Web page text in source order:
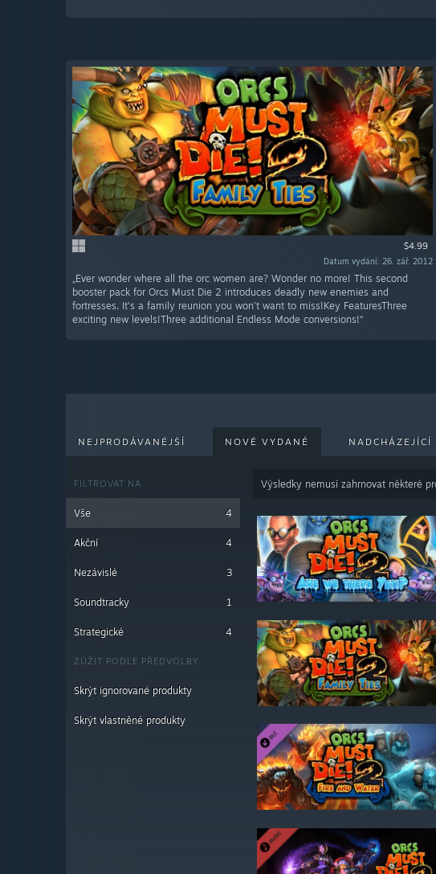
$4.99
Datum vydání: 26. zář. 2012
„Ever wonder where all the orc women are? Wonder no more! This second
booster pack for Orcs Must Die 2 introduces deadly new enemies and
fortresses. It’s a family reunion you won’t want to miss!Key FeaturesThree
exciting new levels!Three additional Endless Mode conversions!“
NEJPRODÁVANĚJŠÍ NOVĚ VYDANÉ NADCHÁZEJÍCÍ
FILTROVAT NA
Vše 4
Akční 4
Nezávislé 3
Soundtracky 1
Strategické 4
ZÚŽIT PODLE PŘEDVOLBY
Skrýt ignorované produkty
Skrýt vlastněné produkty
Výsledky nemusí zahrnovat některé